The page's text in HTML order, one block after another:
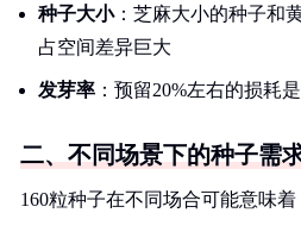
种子大小：芝麻大小的种子和
占空间差异巨大
发芽率 ：预留20%左右的损耗
二、不同场景下的种子需
160粒种子在不同场合可能意味着